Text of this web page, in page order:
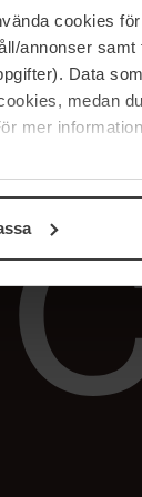
cookies
annonser
Data
medan
mer